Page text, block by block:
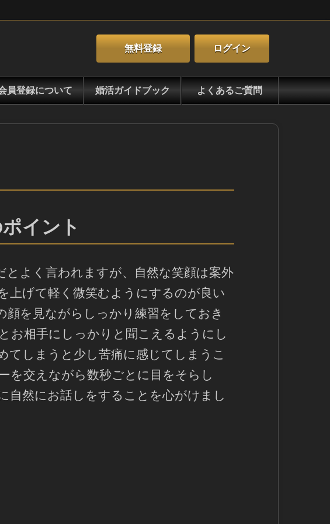
無料登録 ログイン
員登録について 婚活ガイドブック よくあるご質問
イント
とよく言われますが、自然な笑顔は案外
上げて軽く微笑むようにするのが良い
顔を見ながらしっかり練習をしておき
お相手にしっかりと聞こえるようにし
てしまうと少し苦痛に感じてしまうこ
を交えながら数秒ごとに目をそらし
自然にお話しをすることを心がけまし